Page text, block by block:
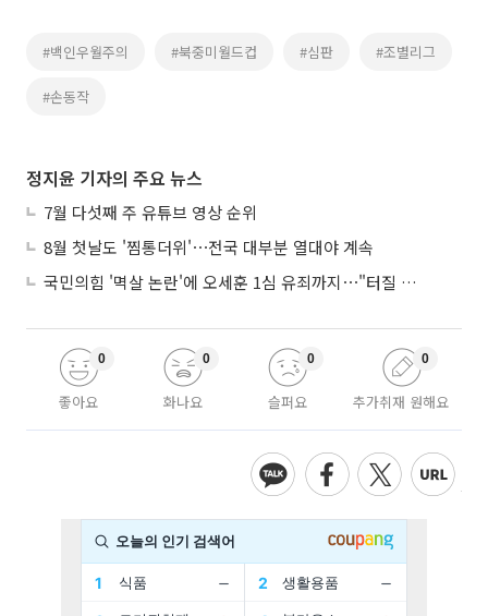
#백인우월주의 #북중미월드컵 #심판 #조별리그
#손동작
정지윤 기자의 주요 뉴스
7월 다섯째 주 유튜브 영상 순위
8월 첫날도 '찜통더위'⋯전국 대부분 열대야 계속
국민의힘 '멱살 논란'에 오세훈 1심 유죄까지⋯"터질 게 터졌다"
좋아요
0
화나요
0
슬퍼요
0
추가취재 원해요
0